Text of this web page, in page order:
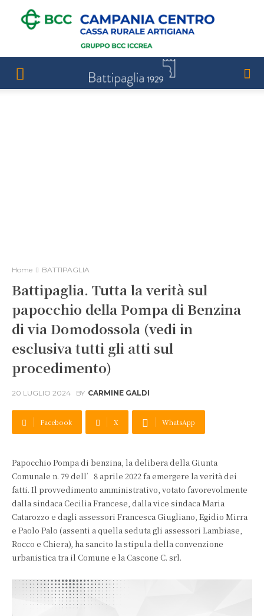
Home BATTIPAGLIA
Battipaglia. Tutta la verità sul
papocchio della Pompa di Benzina
di via Domodossola (vedi in
esclusiva tutti gli atti sul
procedimento)
20 LUGLIO 2024 BY CARMINE GALDI
Facebook X WhatsApp
Papocchio Pompa di benzina, la delibera della Giunta
Comunale n. 79 dell’8 aprile 2022 fa emergere la verità dei
fatti. Il provvedimento amministrativo, votato favorevolmente
dalla sindaca Cecilia Francese, dalla vice sindaca Maria
Catarozzo e dagli assessori Francesca Giugliano, Egidio Mirra
e Paolo Palo (assenti a quella seduta gli assessori Lambiase,
Rocco e Chiera), ha sancito la stipula della convenzione
urbanistica tra il Comune e la Cascone C. srl.